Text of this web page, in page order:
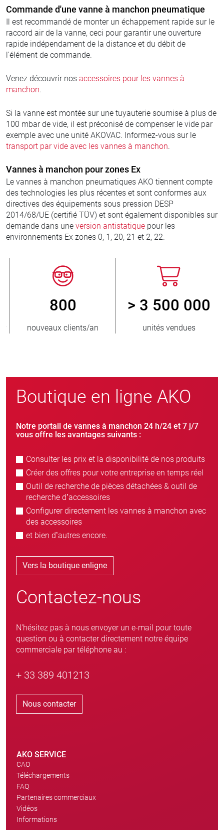
Commande d'une vanne à manchon pneumatique
Il est recommandé de monter un échappement rapide sur le
raccord air de la vanne, ceci pour garantir une ouverture
rapide indépendament de la distance et du débit de
l'élément de commande.
Venez découvrir nos accessoires pour les vannes à
manchon.
Si la vanne est montée sur une tuyauterie soumise à plus de
100 mbar de vide, il est préconisé de compenser le vide par
exemple avec une unité AKOVAC. Informez-vous sur le
transport par vide avec les vannes à manchon.
Vannes à manchon pour zones Ex
Le vannes à manchon pneumatiques AKO tiennent compte
des technologies les plus récentes et sont conformes aux
directives des équipements sous pression DESP
2014/68/UE (certifié TÜV) et sont également disponibles sur
demande dans une version antistatique pour les
environnements Ex zones 0, 1, 20, 21 et 2, 22.
800
nouveaux clients/an
> 3 500 000
unités vendues
Boutique en ligne AKO
Notre portail de vannes à manchon 24 h/24 et 7 j/7
vous offre les avantages suivants :
Consulter les prix et la disponibilité de nos produits
Créer des offres pour votre entreprise en temps réel
Outil de recherche de pièces détachées & outil de
recherche d’accessoires
Configurer directement les vannes à manchon avec
des accessoires
et bien d’autres encore.
Vers la boutique enligne
Contactez-nous
N'hésitez pas à nous envoyer un e-mail pour toute
question ou à contacter directement notre équipe
commerciale par téléphone au :
+ 33 389 401213
Nous contacter
AKO SERVICE
CAO
Téléchargements
FAQ
Partenaires commerciaux
Vidéos
Informations